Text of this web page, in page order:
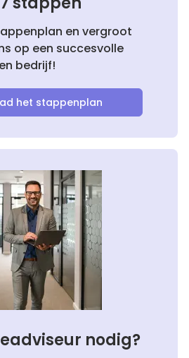
en vergroot
op een succesvolle
bedrijf!
het stappenplan
nodig?